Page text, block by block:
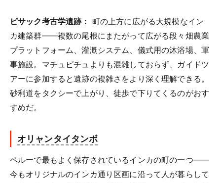
ピサック考古学遺跡： 町の上方に広がる大規模なイン
カ建築群——複数の尾根にまたがって広がる段々畑農業
プラットフォーム、灌漑システム、儀式用の沐浴場、軍
事施設。マチュピチュよりも混雑しておらず、ガイドツ
アーに参加すると遺跡の複雑さをより深く理解できる。
砂利道をタクシーで上がり、徒歩で下りてくるのがおす
すめだ。
オリャンタイタンボ
ペルーで最もよく保存されているインカの町の一つ——
今もオリジナルのインカ通り区画に沿って人が暮らして